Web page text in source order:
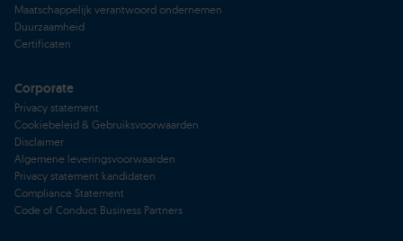
Maatschappelijk verantwoord ondernemen
Duurzaamheid
Certificaten
Corporate
Privacy statement
Cookiebeleid & Gebruiksvoorwaarden
Disclaimer
Algemene leveringsvoorwaarden
Privacy statement kandidaten
Compliance Statement
Code of Conduct Business Partners